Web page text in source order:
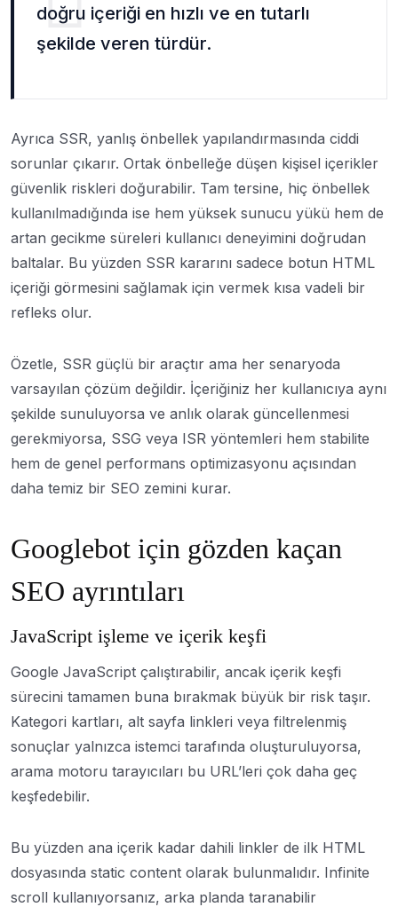
doğru içeriği en hızlı ve en tutarlı
şekilde veren türdür.
Ayrıca SSR, yanlış önbellek yapılandırmasında ciddi
sorunlar çıkarır. Ortak önbelleğe düşen kişisel içerikler
güvenlik riskleri doğurabilir. Tam tersine, hiç önbellek
kullanılmadığında ise hem yüksek sunucu yükü hem de
artan gecikme süreleri kullanıcı deneyimini doğrudan
baltalar. Bu yüzden SSR kararını sadece botun HTML
içeriği görmesini sağlamak için vermek kısa vadeli bir
refleks olur.
Özetle, SSR güçlü bir araçtır ama her senaryoda
varsayılan çözüm değildir. İçeriğiniz her kullanıcıya aynı
şekilde sunuluyorsa ve anlık olarak güncellenmesi
gerekmiyorsa, SSG veya ISR yöntemleri hem stabilite
hem de genel performans optimizasyonu açısından
daha temiz bir SEO zemini kurar.
Googlebot için gözden kaçan
SEO ayrıntıları
JavaScript işleme ve içerik keşfi
Google JavaScript çalıştırabilir, ancak içerik keşfi
sürecini tamamen buna bırakmak büyük bir risk taşır.
Kategori kartları, alt sayfa linkleri veya filtrelenmiş
sonuçlar yalnızca istemci tarafında oluşturuluyorsa,
arama motoru tarayıcıları bu URL’leri çok daha geç
keşfedebilir.
Bu yüzden ana içerik kadar dahili linkler de ilk HTML
dosyasında static content olarak bulunmalıdır. Infinite
scroll kullanıyorsanız, arka planda taranabilir